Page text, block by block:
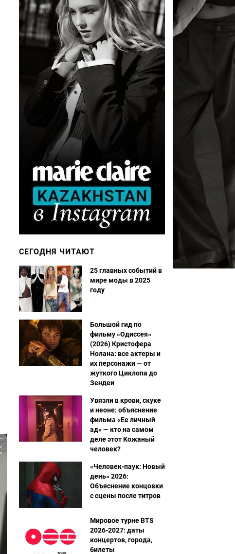
СЕГОДНЯ ЧИТАЮТ
25 главных событий в
мире моды в 2025
году
Большой гид по
фильму «Одиссея»
(2026) Кристофера
Нолана: все актеры и
их персонажи — от
жуткого Циклопа до
Зендеи
Увязли в крови, скуке
и неоне: объяснение
фильма «Ее личный
ад» — кто на самом
деле этот Кожаный
человек?
«Человек-паук: Новый
день» 2026:
Объяснение концовки
с сцены после титров
Мировое турне BTS
2026-2027: даты
концертов, города,
билеты